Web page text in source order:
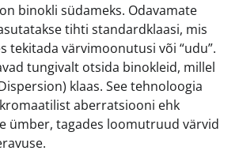
binokli südameks. Odavamate
tihti standardklaasi, mis
tekitada värvimoonutusi või “udu”.
tungivalt otsida binokleid, millel
klaas. See tehnoloogia
aberratsiooni ehk
ümber, tagades loomutruud värvid